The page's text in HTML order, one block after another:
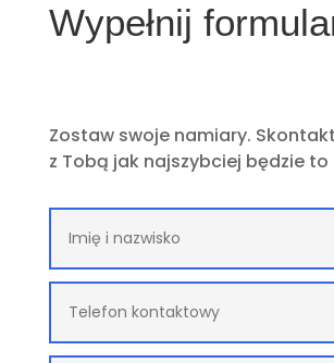
Wypełnij
Zostaw swoje namiary.
z Tobą jak najszybciej będzie to